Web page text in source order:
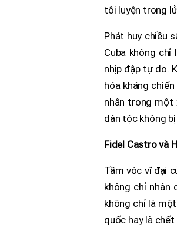
tôi luyện trong
Phát huy chiều
Cuba không
nhịp đập tự do.
hóa kháng
nhân trong một
dân tộc không
Fidel Castro và
Tầm vóc vĩ đại
không chỉ nhân
không chỉ là
quốc hay là